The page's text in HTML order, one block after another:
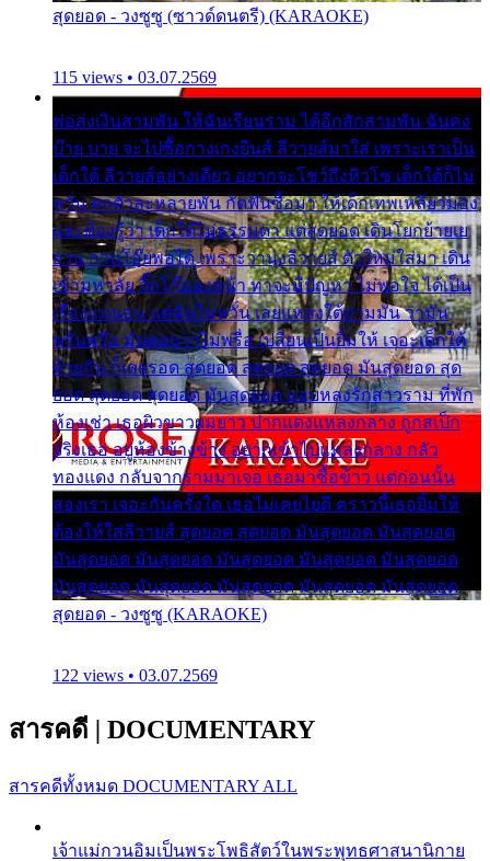
สุดยอด - วงซูซู (ซาวด์ดนตรี) (KARAOKE)
115 views • 03.07.2569
พ่อส่งเงินสามพัน ให้ฉันเรียนราม ได้อีกสักสามพัน ฉันคง
บ๊าย บาย จะไปซื้อกางเกงยีนส์ ลีวายส์มาใส่ เพราะเราเป็น
เด็กใต้ ลีวายส์อย่างเดียว อยากจะโชว์ถึงหิวโซ เด็กใต้ก็ไม่
หวั่น ตกตัวละหลายพัน กัดฟันซื้อมา ให้เด็กเทพเหลียวมอง
และต้องรู้ว่า เด็กใต้ไม่ธรรมดา แต่สุดยอด เดินโยกย้ายเย
ยวน กวนโอ๊ยพอได้ เพราะว่านุ่งลีวายส์ ตัวใหม่ใส่มา เดิน
เข้ามหาลัย จิ๊กโก๊มองหน้า ท่าจะมีปัญหา ไม่พอใจ ได้เป็น
เรื่องแน่นอน แต่ฉันไม่หวั่น เลยแหลงใต้ถามมัน ว่ามัน
พรั่นพรือ มันตอบว่าไม่พรื่อ เปลี่ยนเป็นยิ้มให้ เจอะเด็กใต้
ด้วยกัน ก็เลยรอด สุดยอด สุดยอด สุดยอด มันสุดยอด สุด
ยอด สุดยอด สุดยอด มันสุดยอด แอบหลงรักสาวราม ที่พัก
ห้องเช่า เธอผิวขาวผมยาว ปากแดงแหลงกลาง ถูกสเป็ก
จริงเธอ อยู่ห้องข้างข้าง อยากเข้าไปแหลงกลาง กลัว
ทองแดง กลับจากรามมาเจอ เธอมาซื้อข้าว แต่ก่อนนั้น
สองเรา เจอะกันครั้งใด เธอไม่เคยไยดี คราวนี้เธอยิ้มให้
ต้องให้ใส่ลีวายส์ สุดยอด สุดยอด มันสุดยอด มันสุดยอด
มันสุดยอด มันสุดยอด มันสุดยอด มันสุดยอด มันสุดยอด
มันสุดยอด มันสุดยอด มันสุดยอด มันสุดยอด มันสุดยอด
สุดยอด - วงซูซู (KARAOKE)
122 views • 03.07.2569
สารคดี | DOCUMENTARY
สารคดีทั้งหมด DOCUMENTARY ALL
เจ้าแม่กวนอิมเป็นพระโพธิสัตว์ในพระพุทธศาสนานิกาย